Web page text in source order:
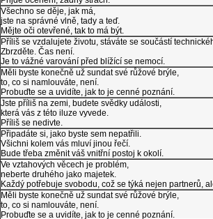
Všechno se děje, jak má,
jste na správné vlně, tady a teď.
Mějte oči otevřené, tak to má být.
Příliš se vzdalujete životu, stáváte se součástí
Zbrzděte. Čas není.
Je to vážné varování před blížící se nemocí.
Měli byste konečně už sundat své růžové brýle,
to, co si namlouváte, není.
Probuďte se a uvidíte, jak to je cenné poznání.
Jste příliš na zemi, budete svědky události,
která vás z této iluze vyvede.
Příliš se nedivte.
Připadáte si, jako byste sem nepatřili.
Všichni kolem vás mluví jinou řečí.
Bude třeba změnit váš vnitřní postoj k okolí.
Ve vztahových věcech je problém,
neberte druhého jako majetek.
Každý potřebuje svobodu, což se týká nejen partnerů,
Měli byste konečně už sundat své růžové brýle,
to, co si namlouváte, není.
Probuďte se a uvidíte, jak to je cenné poznání.